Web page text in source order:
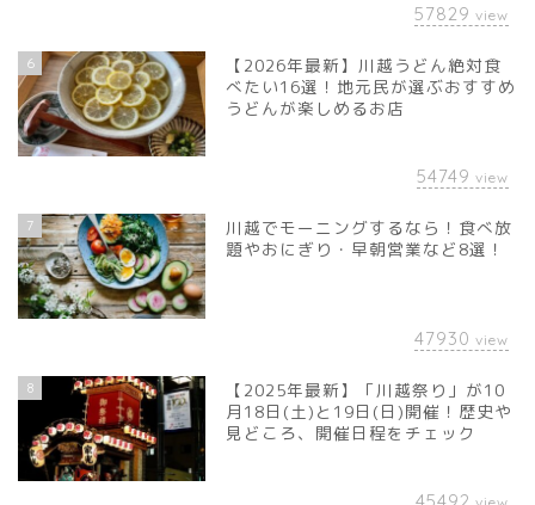
57829 view
6
【2026年最新】川越うどん絶対食
べたい16選！地元民が選ぶおすすめ
うどんが楽しめるお店
54749 view
7
川越でモーニングするなら！食べ放
題やおにぎり・早朝営業など8選！
47930 view
8
【2025年最新】「川越祭り」が10
月18日(土)と19日(日)開催！歴史や
見どころ、開催日程をチェック